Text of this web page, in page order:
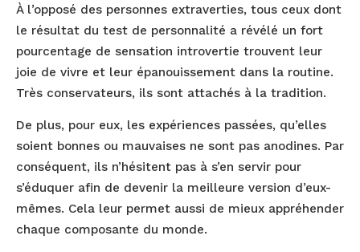
À l’opposé des personnes extraverties, tous ceux dont
le résultat du test de personnalité a révélé un fort
pourcentage de sensation introvertie trouvent leur
joie de vivre et leur épanouissement dans la routine.
Très conservateurs, ils sont attachés à la tradition.
De plus, pour eux, les expériences passées, qu’elles
soient bonnes ou mauvaises ne sont pas anodines. Par
conséquent, ils n’hésitent pas à s’en servir pour
s’éduquer afin de devenir la meilleure version d’eux-
mêmes. Cela leur permet aussi de mieux appréhender
chaque composante du monde.